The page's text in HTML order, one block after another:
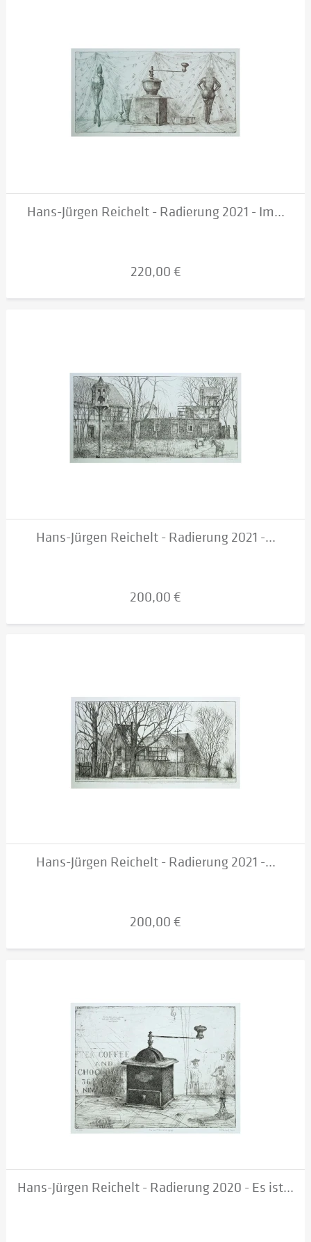
Hans-Jürgen Reichelt - Radierung 2021 - Im...
220,00 €
Hans-Jürgen Reichelt - Radierung 2021 -...
200,00 €
Hans-Jürgen Reichelt - Radierung 2021 -...
200,00 €
Hans-Jürgen Reichelt - Radierung 2020 - Es ist...